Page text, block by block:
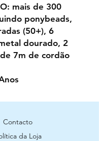
mais de 300
ponybeads,
(50+), 6
dourado, 2
7m de cordão
Contacto
da Loja